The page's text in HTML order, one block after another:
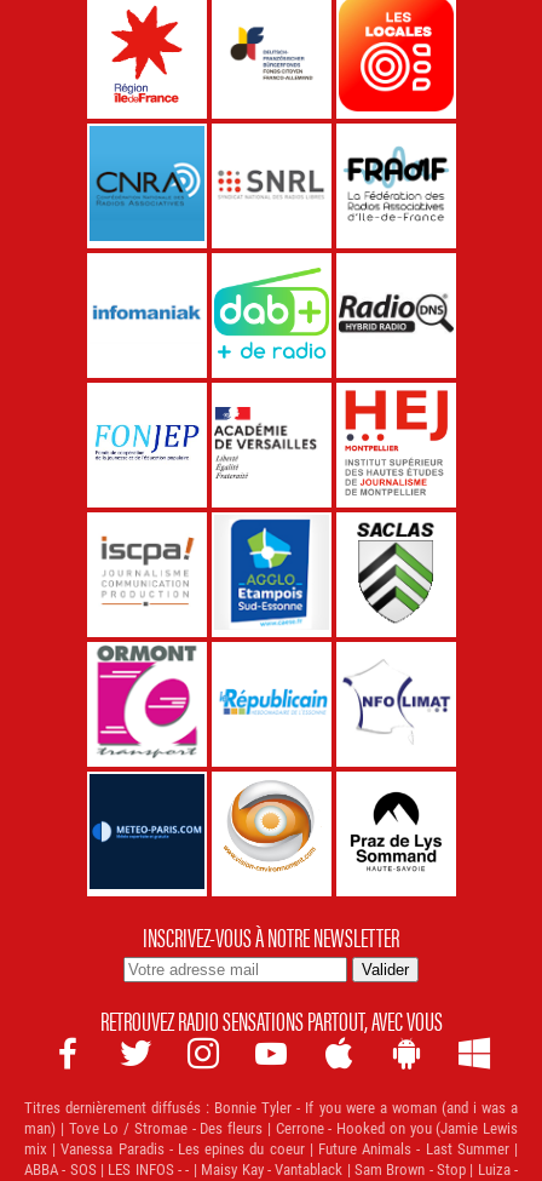
INSCRIVEZ-VOUS À NOTRE NEWSLETTER
RETROUVEZ RADIO SENSATIONS PARTOUT, AVEC VOUS
      
Titres dernièrement diffusés : Bonnie Tyler - If you were a woman (and i was a
man) | Tove Lo / Stromae - Des fleurs | Cerrone - Hooked on you (Jamie Lewis
mix | Vanessa Paradis - Les epines du coeur | Future Animals - Last Summer |
ABBA - SOS | LES INFOS - - | Maisy Kay - Vantablack | Sam Brown - Stop | Luiza -